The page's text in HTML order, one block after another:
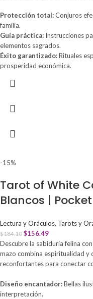
Protección total:Conjuros
familia.
Guía práctica: Instrucciones
elementos sagrados.
Éxito garantizado:Rituales
prosperidad económica.
-15%
Tarot of White
Blancos | Pocket
Lectura y Oráculos, Tarots y
$184.10 $156.49
Descubre la sabiduría felina
mazo combina espiritualidad y
reconfortantes para conectar
Diseño encantador:Bellas
interpretación.